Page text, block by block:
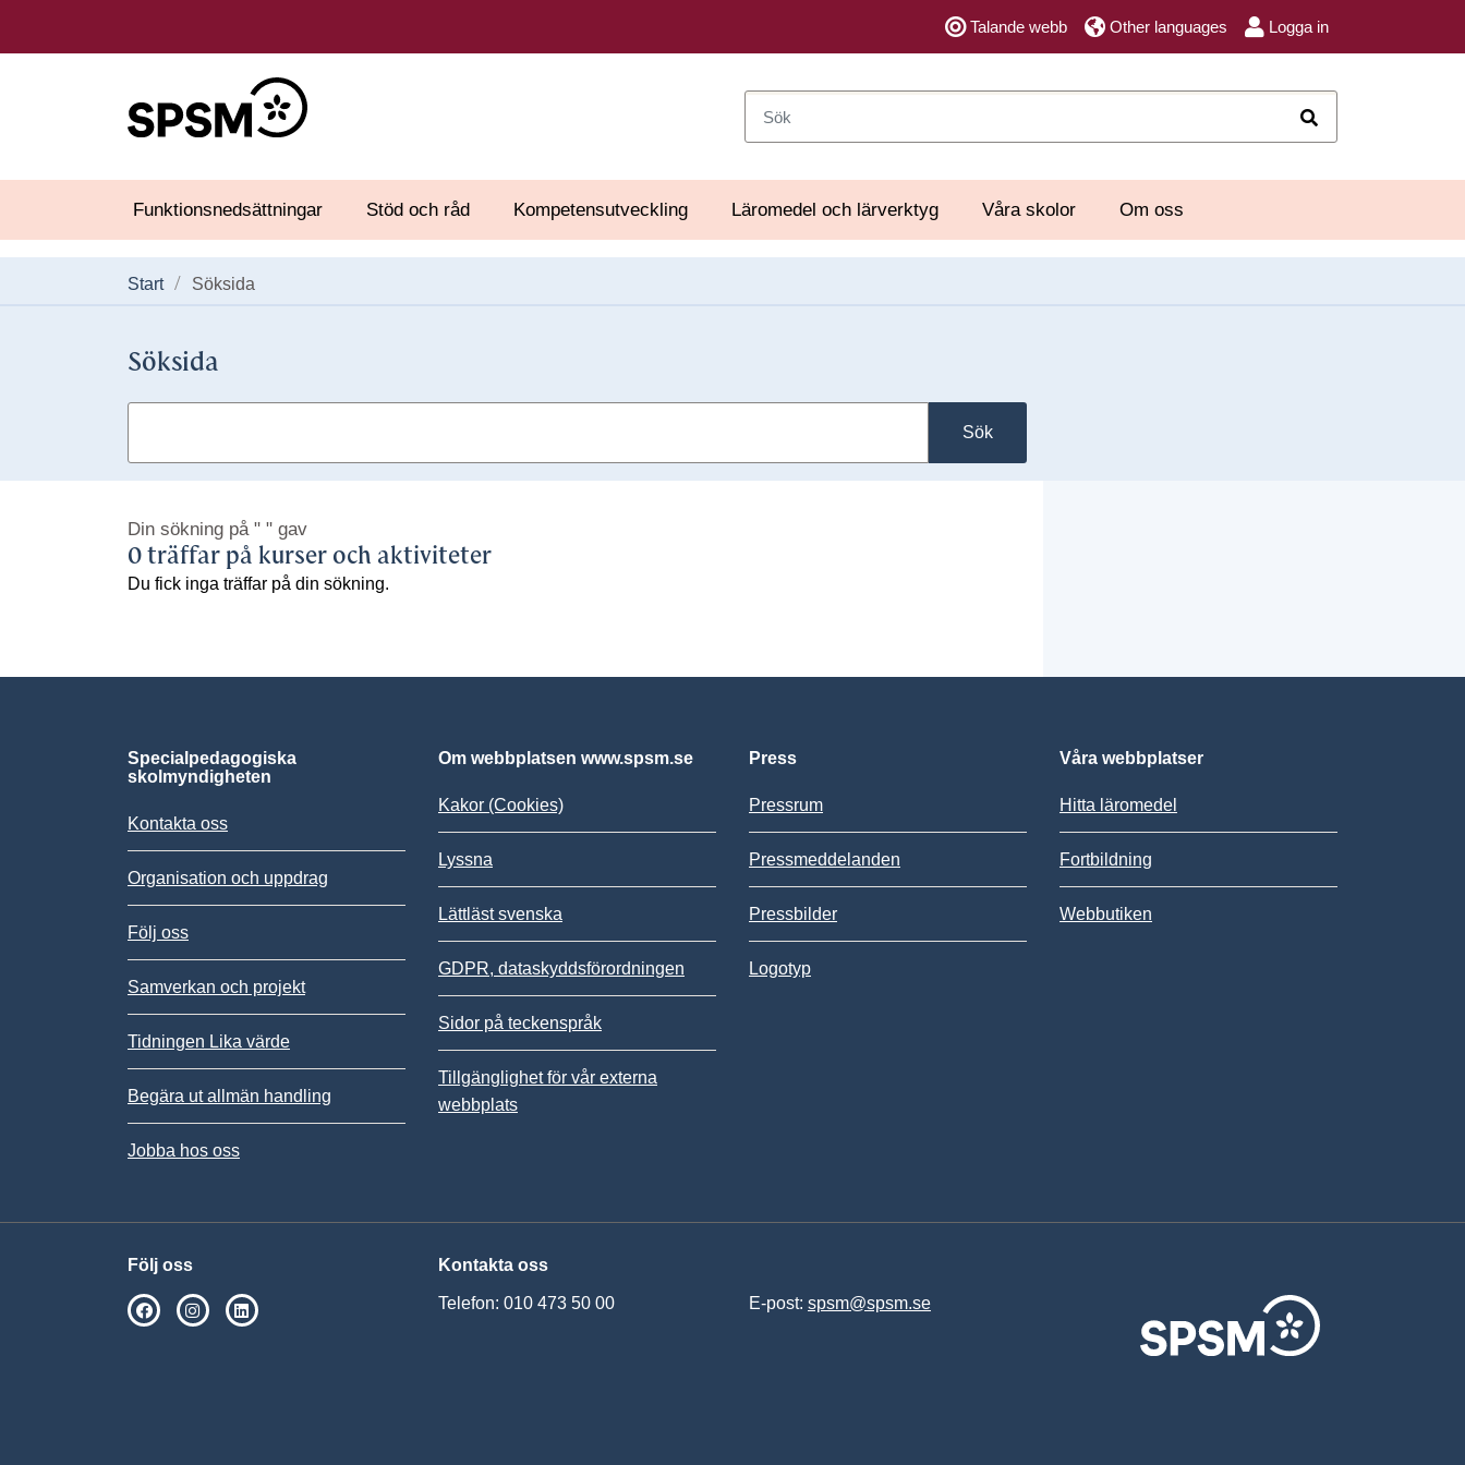
Talande webb Other languages Logga in
Funktionsnedsättningar Stöd och råd Kompetensutveckling Läromedel och lärverktyg Våra skolor Om oss
Start Söksida
Söksida
Sök
Din sökning på " " gav
0 träffar på kurser och aktiviteter
Du fick inga träffar på din sökning.
Specialpedagogiska
skolmyndigheten
Kontakta oss
Organisation och uppdrag
Följ oss
Samverkan och projekt
Tidningen Lika värde
Begära ut allmän handling
Jobba hos oss
Om webbplatsen www.spsm.se
Kakor (Cookies)
Lyssna
Lättläst svenska
GDPR, dataskyddsförordningen
Sidor på teckenspråk
Tillgänglighet för vår externa
webbplats
Press
Pressrum
Pressmeddelanden
Pressbilder
Logotyp
Våra webbplatser
Hitta läromedel
Fortbildning
Webbutiken
Följ oss
SPSM på Facebook
SPSM på Instagram
Kontakta oss
Telefon: 010 473 50 00 E-post: spsm@spsm.se